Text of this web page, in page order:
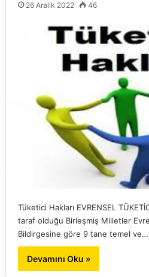
26 Aralık 2022 46
Tüketici Hakları EVRENSEL
taraf olduğu Birleşmiş Milletler
Bildirgesine göre 9 tane temel ve…
Devamını Oku »